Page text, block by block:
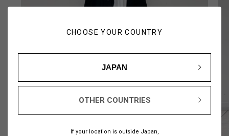
CHOOSE YOUR COUNTRY
JAPAN
OTHER COUNTRIES
If your location is outside Japan,